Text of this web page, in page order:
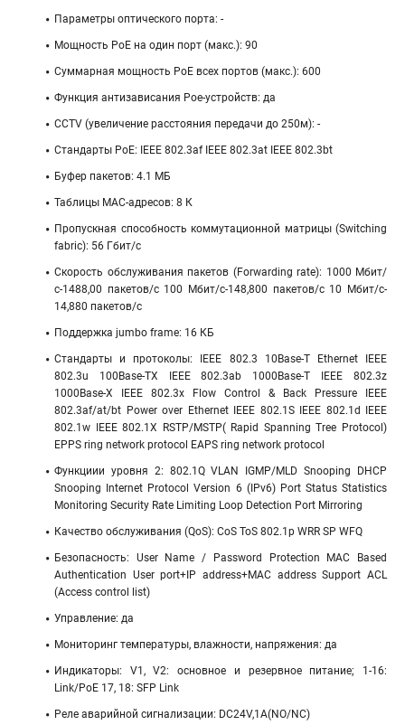
Параметры оптического порта: -
Мощность PoE на один порт (макс.): 90
Суммарная мощность PoE всех портов (макс.): 600
Функция антизависания Poe-устройств: да
CCTV (увеличение расстояния передачи до 250м): -
Стандарты PoE: IEEE 802.3af IEEE 802.3at IEEE 802.3bt
Буфер пакетов: 4.1 МБ
Таблицы MAC-адресов: 8 К
Пропускная способность коммутационной матрицы (Switching
fabric): 56 Гбит/с
Скорость обслуживания пакетов (Forwarding rate): 1000 Мбит/
с-1488,00 пакетов/с 100 Мбит/c-148,800 пакетов/c 10 Мбит/c-
14,880 пакетов/c
Поддержка jumbo frame: 16 КБ
Стандарты и протоколы: IEEE 802.3 10Base-T Ethernet IEEE
802.3u 100Base-TX IEEE 802.3ab 1000Base-T IEEE 802.3z
1000Base-X IEEE 802.3x Flow Control & Back Pressure IEEE
802.3af/at/bt Power over Ethernet IEEE 802.1S IEEE 802.1d IEEE
802.1w IEEE 802.1X RSTP/MSTP( Rapid Spanning Tree Protocol)
EPPS ring network protocol EAPS ring network protocol
Функциии уровня 2: 802.1Q VLAN IGMP/MLD Snooping DHCP
Snooping Internet Protocol Version 6 (IPv6) Port Status Statistics
Monitoring Security Rate Limiting Loop Detection Port Mirroring
Качество обслуживания (QoS): CoS ToS 802.1p WRR SP WFQ
Безопасность: User Name / Password Protection MAC Based
Authentication User port+IP address+MAC address Support ACL
(Access control list)
Управление: да
Мониторинг температуры, влажности, напряжения: да
Индикаторы: V1, V2: основное и резервное питание; 1-16:
Link/PoE 17, 18: SFP Link
Реле аварийной сигнализации: DC24V,1A(NO/NC)